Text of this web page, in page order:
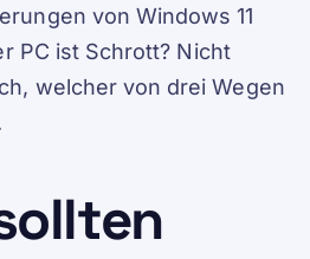
von Windows 11
PC ist Schrott? Nicht
welcher von drei Wegen